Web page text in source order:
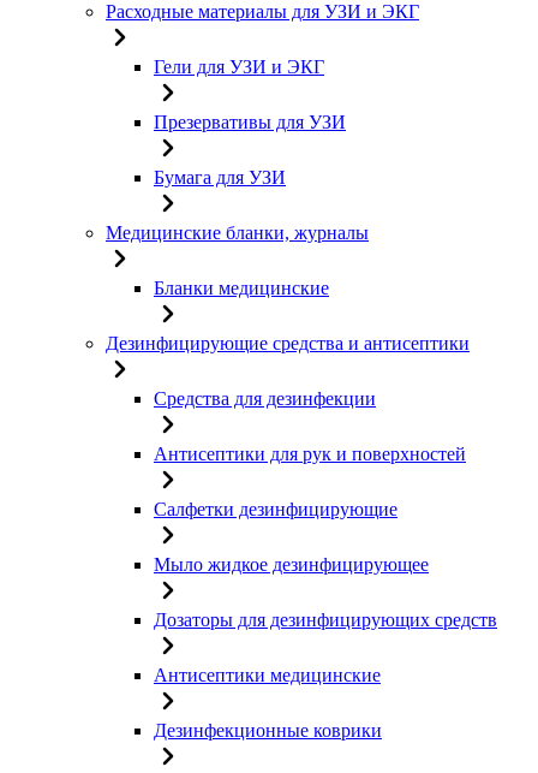
Расходные материалы для УЗИ и ЭКГ
Гели для УЗИ и ЭКГ
Презервативы для УЗИ
Бумага для УЗИ
Медицинские бланки, журналы
Бланки медицинские
Дезинфицирующие средства и антисептики
Средства для дезинфекции
Антисептики для рук и поверхностей
Салфетки дезинфицирующие
Мыло жидкое дезинфицирующее
Дозаторы для дезинфицирующих средств
Антисептики медицинские
Дезинфекционные коврики